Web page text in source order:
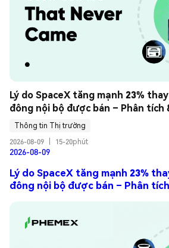
Lý do SpaceX tăng mạnh 23%
đông nội bộ được bán – Phân tích
Thông tin Thị trường
2026-08-09
15-20phút
2026-08-09
Lý do SpaceX tăng mạnh 23%
đông nội bộ được bán – Phân